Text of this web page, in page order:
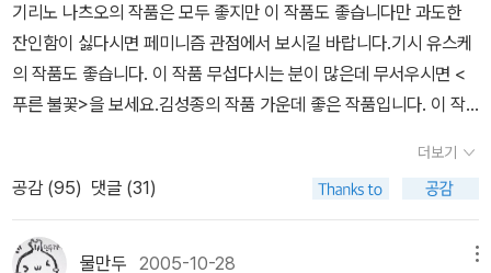
available)McCrumb, Sharyn. If Ever I Return, Pretty Peggy
-O (Ballantine)Millar, Margaret. Stranger in My Grave (curre
ntly unavailable)Mosley, Walter. Devil in a Blue Dress (Poc
ket)Muller, Marcia. Edwin of the Iron Shoes (currently unav
able)O'Connell, Carol. Mallory's Oracle (Jove)Padgett, Abig
ail. Child of Silence (currently unavailable)Paretsky, Sara.
Deadlock (Dell)Parker, Robert. Looking for Rachel Wallace
(Dell)Perez-Reverte, Arturo. The Club Dumas (Vintage)Pe
스트맨은 벨을 두번 울린다 - 시그마 북스 023 (절판)by caspi
담은 1그램의 독약병을 버스에 깜빡 놓고 내리게 되면서 벌어지는 코
믹하면서도 서스펜스 넘치는 대추적극. 선의의 피해자가 생기기 전에
분실된 독약병을 찾아라! 각국 경찰의 추격을 교묘히 따돌리던 범죄
거물 디미트리오스가 죽었다. 그의 신화적 죄상과 숨겨진 과거를 좇
나. 크로이든 공항을 이륙한 파리행 여객기가 착륙했을 때 돈많은 앤
드루 노인은 이미 목숨이 끊어진 뒤였다. 범인이 살의를 품게 되고 계
획에 옮기기까지, 실행과 재판과정을 박진감있게 그려낸다. 완전범죄
를 노리는 범인과 진실을 파헤치는 탐정의 대결이 흥미진진하다. 쓸
es, The Lodger, 1913 14. John Buchan, The 39 Steps, 1915
39계단 15. Rafael Sabatini, Scaramouche , 1921 16. Richard
Connell, “The Most Dangerous Game,” 192417. W. Somers
et Maugham, Ashenden, or The Secret Agent, 1928 18. Ja
mes M. Cain, The Postman Always Rings Twice, 1934 우편
배달부는 벨을 두번 울린다 19. Eric Ambler, A Coffin for Dimitrio
ale, 1939 21.Helen MacInnes, Above Suspicion, 194122. Co
기리노 나츠오의 작품은 모두 좋지만 이 작품도 좋습니다만 과도한
잔인함이 싫다시면 페미니즘 관점에서 보시길 바랍니다.기시 유스케
의 작품도 좋습니다. 이 작품 무섭다시는 분이 많은데 무서우시면 <
푸른 불꽃>을 보세요.김성종의 작품 가운데 좋은 작품입니다. 이 작
다만 이 작품은 진짜 좋습니다.필립 말로를 싫어하지만 이 작품은 좋
아합니다.렉스 스타우트의 작품 가운데 이 작품을 고른 것은 < 마술
사가 너무 많다>가 이 작품의 오마쥬 작품이기 때문입니다.말이 필요
없는 제가 제일 좋아하는 작가와 탐정이 등장하는 작품입니다. 로렌
더보기
공감 (95) 댓글 (31)
물만두 2005-10-28